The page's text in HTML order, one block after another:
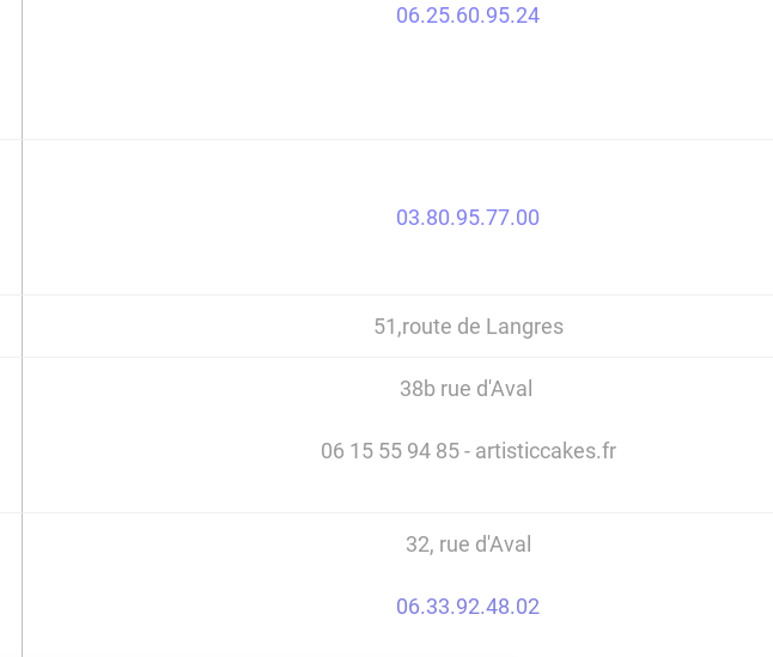
06.25.60.95.24
03.80.95.77.00
51,route de Langres
38b rue d'Aval
06 15 55 94 85 - artisticcakes.fr
32, rue d'Aval
06.33.92.48.02